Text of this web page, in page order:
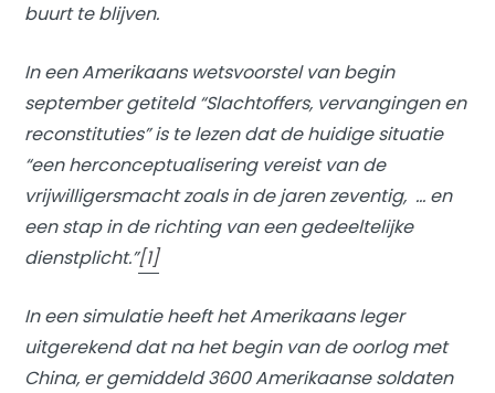
buurt te blijven.
In een Amerikaans wetsvoorstel van begin
september getiteld “Slachtoffers, vervangingen en
reconstituties” is te lezen dat de huidige situatie
“een herconceptualisering vereist van de
vrijwilligersmacht zoals in de jaren zeventig, … en
een stap in de richting van een gedeeltelijke
dienstplicht.”[1]
In een simulatie heeft het Amerikaans leger
uitgerekend dat na het begin van de oorlog met
China, er gemiddeld 3600 Amerikaanse soldaten